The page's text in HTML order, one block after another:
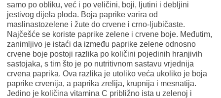
samo po obliku, već i po veličini, boji, ljutini i debljini
jestivog dijela ploda. Boja paprike varira od
maslinastozelene i žute do crvene i crno-ljubičaste.
Najčešće se koriste paprike zelene i crvene boje. Međutim,
zanimljivo je istaći da između paprike zelene odnosno
crvene boje postoji razlika po količini pojedinih hranjivih
sastojaka, s tim što je po nutritivnom sastavu vrjednija
crvena paprika. Ova razlika je utoliko veća ukoliko je boja
paprike crvenija, a paprika zrelija, krupnija i mesnatija.
Jedino je količina vitamina C približno ista u zelenoj i